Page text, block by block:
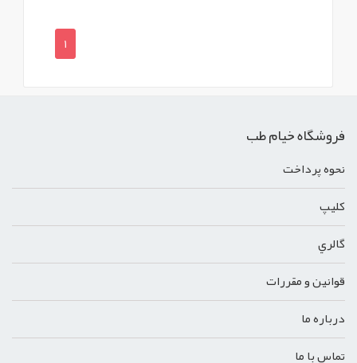
1
فروشگاه خیام طب
نحوه پرداخت
کليپ
گالري
قوانين و مقررات
درباره ما
تماس با ما